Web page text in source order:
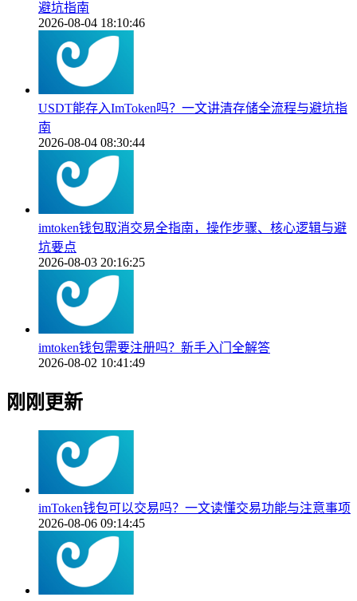
避坑指南
2026-08-04 18:10:46
USDT能存入ImToken吗？一文讲清存储全流程与避坑指
南
2026-08-04 08:30:44
imtoken钱包取消交易全指南，操作步骤、核心逻辑与避
坑要点
2026-08-03 20:16:25
imtoken钱包需要注册吗？新手入门全解答
2026-08-02 10:41:49
刚刚更新
imToken钱包可以交易吗？一文读懂交易功能与注意事项
2026-08-06 09:14:45